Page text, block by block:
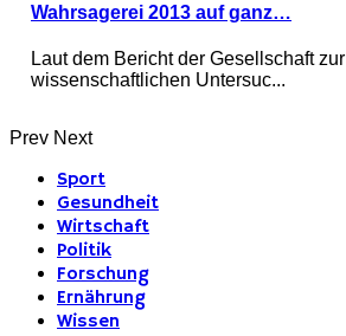
Wahrsagerei 2013 auf ganz…
Laut dem Bericht der Gesellschaft zur
wissenschaftlichen Untersuc...
Prev Next
Sport
Gesundheit
Wirtschaft
Politik
Forschung
Ernährung
Wissen